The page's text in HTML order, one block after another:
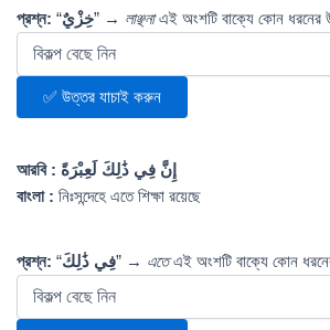
প্রশ্ন: “خِزْيٌ” → লাঞ্ছনাএই অংশটি বাক্যে কোন ধরনের
✅ উত্তর যাচাই করুন
আরবি : إِنَّ فِي ذَٰلِكَ لَعِبْرَةً
বাংলা : নিঃসন্দেহে এতে শিক্ষা রয়েছে
প্রশ্ন: “فِي ذَٰلِكَ” → এতেএই অংশটি বাক্যে কোন